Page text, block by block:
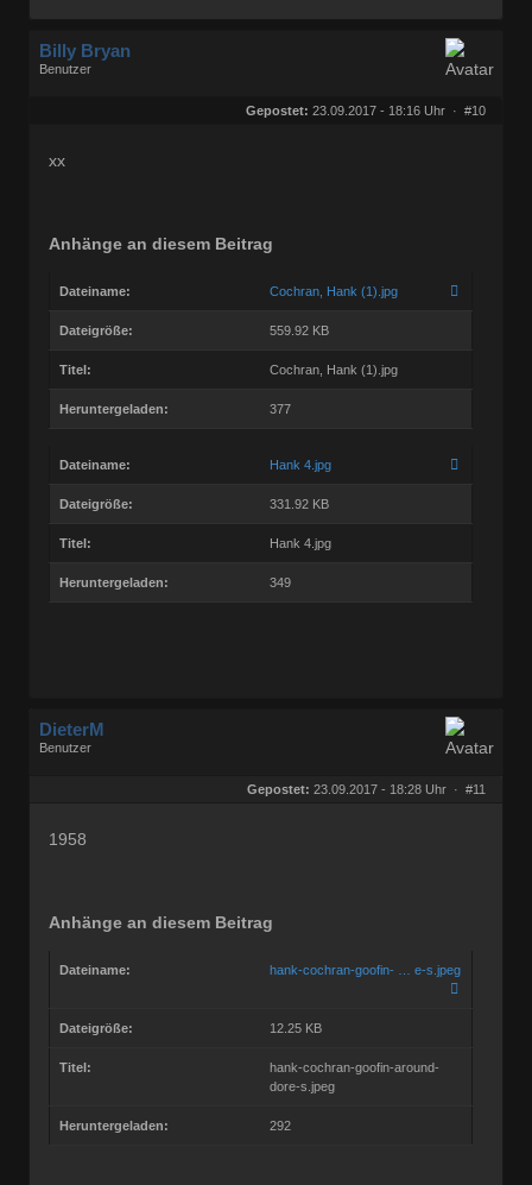
Billy Bryan
Benutzer
Gepostet: 23.09.2017 - 18:16 Uhr · #10
xx
Anhänge an diesem Beitrag
Dateiname: Cochran, Hank (1).jpg
Dateigröße: 559.92 KB
Titel: Cochran, Hank (1).jpg
Heruntergeladen: 377
Dateiname: Hank 4.jpg
Dateigröße: 331.92 KB
Titel: Hank 4.jpg
Heruntergeladen: 349
DieterM
Benutzer
Gepostet: 23.09.2017 - 18:28 Uhr · #11
1958
Anhänge an diesem Beitrag
Dateiname: hank-cochran-goofin- … e-s.jpeg
Dateigröße: 12.25 KB
Titel:
hank-cochran-goofin-around-
dore-s.jpeg
Heruntergeladen: 292